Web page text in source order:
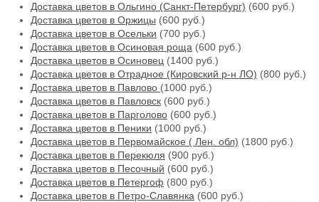
Доставка цветов в Ольгино (Санкт-Петербург) (600 руб.)
Доставка цветов в Оржицы (600 руб.)
Доставка цветов в Осельки (700 руб.)
Доставка цветов в Осиновая роща (600 руб.)
Доставка цветов в Осиновец (1400 руб.)
Доставка цветов в Отрадное (Кировский р-н ЛО) (800 руб.)
Доставка цветов в Павлово (1000 руб.)
Доставка цветов в Павловск (600 руб.)
Доставка цветов в Парголово (600 руб.)
Доставка цветов в Пеники (1000 руб.)
Доставка цветов в Первомайское ( Лен. обл) (1800 руб.)
Доставка цветов в Перекюля (900 руб.)
Доставка цветов в Песочный (600 руб.)
Доставка цветов в Петергоф (800 руб.)
Доставка цветов в Петро-Славянка (600 руб.)